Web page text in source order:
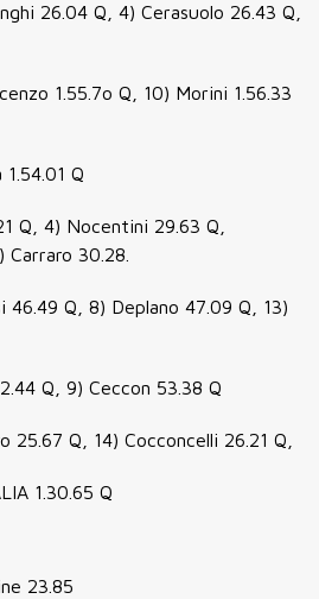
26.04 Q, 4) Cerasuolo 26.43 Q,
1.55.7o Q, 10) Morini 1.56.33
Q
Q, 4) Nocentini 29.63 Q,
30.28.
Q, 8) Deplano 47.09 Q, 13)
Q, 9) Ceccon 53.38 Q
Q, 14) Cocconcelli 26.21 Q,
1.30.65 Q
23.85